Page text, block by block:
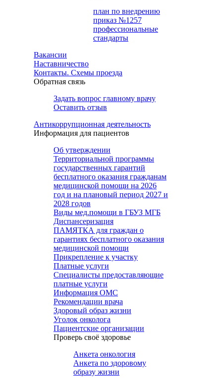
план по внедрению
приказ №1257
профессиональные
стандарты
Вакансии
Наставничество
Контакты. Схемы проезда
Обратная связь
Задать вопрос главному врачу
Оставить отзыв
Антикоррупционная деятельность
Информация для пациентов
Об утверждении
Территориальной программы
государственных гарантий
бесплатного оказания гражданам
медицинской помощи на 2026
год и на плановый период 2027 и
2028 годов
Виды мед.помощи в ГБУЗ МГБ
Диспансеризация
ПАМЯТКА для граждан о
гарантиях бесплатного оказания
медицинской помощи
Прикрепление к участку
Платные услуги
Специалисты предоставляющие
платные услуги
Информация ОМС
Рекомендации врача
Здоровый образ жизни
Уголок онколога
Пациентские организации
Проверь своё здоровье
Анкета онкология
Анкета по здоровому
образу жизни